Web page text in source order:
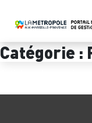
Catégorie :